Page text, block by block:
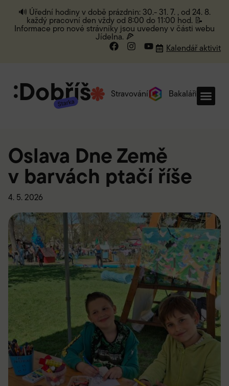
🔊 Úřední hodiny v době prázdnin: 30.- 31. 7. , od 24. 8.
každý pracovní den vždy od 8:00 do 11:00 hod. 📝
Informace pro nové strávníky jsou uvedeny v části webu
Jídelna. 🍕
Kalendář aktivit
Stravování Bakaláři
Oslava Dne Země
v barvách ptačí říše
4. 5. 2026